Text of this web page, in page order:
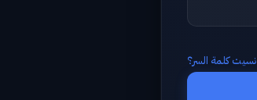
نسيت كلمة السر؟